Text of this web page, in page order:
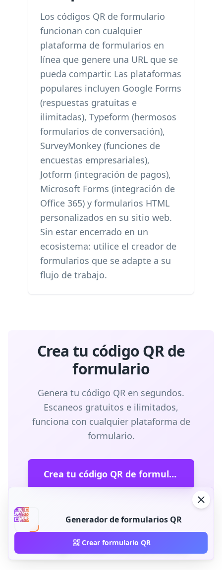
Los códigos QR de formulario
funcionan con cualquier
plataforma de formularios en
línea que genere una URL que se
pueda compartir. Las plataformas
populares incluyen Google Forms
(respuestas gratuitas e
ilimitadas), Typeform (hermosos
formularios de conversación),
SurveyMonkey (funciones de
encuestas empresariales),
Jotform (integración de pagos),
Microsoft Forms (integración de
Office 365) y formularios HTML
personalizados en su sitio web.
Sin estar encerrado en un
ecosistema: utilice el creador de
formularios que se adapte a su
flujo de trabajo.
Crea tu código QR de
formulario
Genera tu código QR en segundos.
Escaneos gratuitos e ilimitados,
funciona con cualquier plataforma de
formulario.
Crea tu código QR de formulario
Preguntas frecuentes
Generador de formularios QR
Crear formulario QR